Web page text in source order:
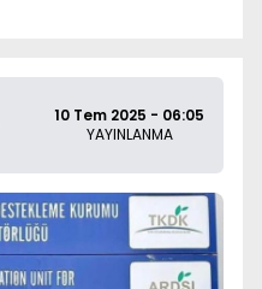
10 Tem 2025 - 06:05
YAYINLANMA